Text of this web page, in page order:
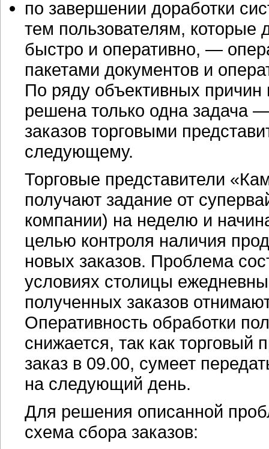
по завершении доработки
тем пользователям, которые
быстро и оперативно, —
пакетами документов и
По ряду объективных
решена только одна задача
заказов торговыми
следующему.
Торговые представители
получают задание от
компании) на неделю и
целью контроля наличия
новых заказов. Проблема
условиях столицы
полученных заказов
Оперативность обработки
снижается, так как торговый
заказ в 09.00, сумеет
на следующий день.
Для решения описанной
схема сбора заказов: